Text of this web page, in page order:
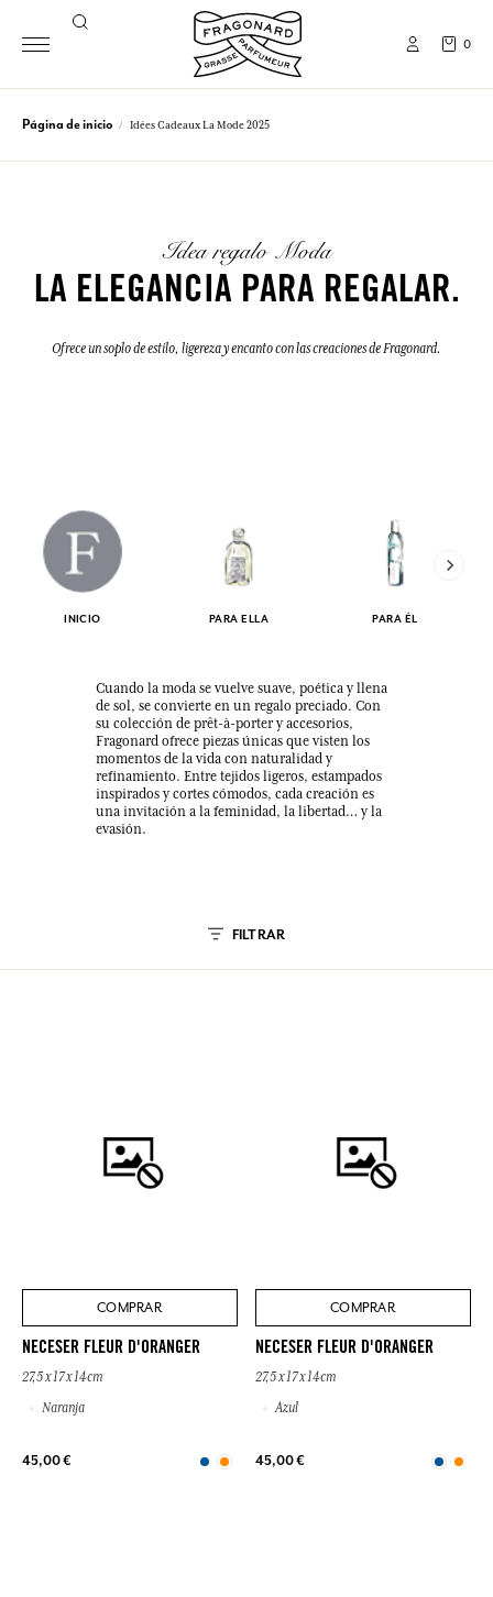
0
Página de inicio Idées Cadeaux La Mode 2025
Idea regalo Moda
LA ELEGANCIA PARA REGALAR.
Ofrece un soplo de estilo, ligereza y encanto con las creaciones de Fragonard.
INICIO PARA ELLA PARA ÉL
Cuando la moda se vuelve suave, poética y llena
de sol, se convierte en un regalo preciado. Con
su colección de prêt-à-porter y accesorios,
Fragonard ofrece piezas únicas que visten los
momentos de la vida con naturalidad y
refinamiento. Entre tejidos ligeros, estampados
inspirados y cortes cómodos, cada creación es
una invitación a la feminidad, la libertad… y la
evasión.
FILTRAR
COMPRAR
NECESER FLEUR D'ORANGER
27,5 x 17 x 14cm
Naranja
45,00 €
COMPRAR
NECESER FLEUR D'ORANGER
27,5 x 17 x 14cm
Azul
45,00 €